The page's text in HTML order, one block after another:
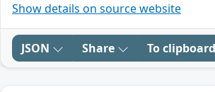
Show details on source website
JSON Share To clipboard